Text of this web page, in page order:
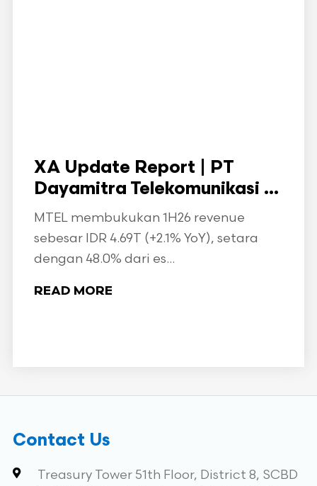
XA Update Report | PT
Dayamitra Telekomunikasi ...
MTEL membukukan 1H26 revenue
sebesar IDR 4.69T (+2.1% YoY), setara
dengan 48.0% dari es...
READ MORE
Contact Us
Treasury Tower 51th Floor, District 8, SCBD